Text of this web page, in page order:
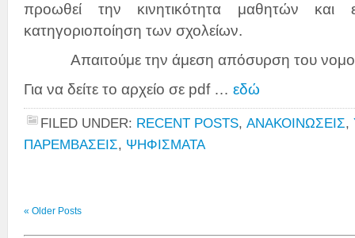
προωθεί την κινητικότητα μαθητών και
κατηγοριοποίηση των σχολείων.
Απαιτούμε την άμεση απόσυρση του
Για να δείτε το αρχείο σε pdf … εδώ
FILED UNDER: RECENT POSTS, ΑΝΑΚΟΙΝΩΣΕΙΣ,
ΠΑΡΕΜΒΑΣΕΙΣ, ΨΗΦΙΣΜΑΤΑ
« Older Posts